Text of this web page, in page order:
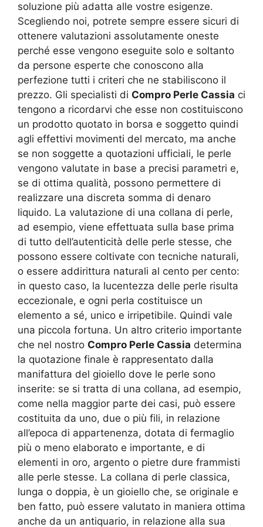
soluzione più adatta alle vostre esigenze.
Scegliendo noi, potrete sempre essere sicuri di
ottenere valutazioni assolutamente oneste
perché esse vengono eseguite solo e soltanto
da persone esperte che conoscono alla
perfezione tutti i criteri che ne stabiliscono il
prezzo. Gli specialisti di Compro Perle Cassia ci
tengono a ricordarvi che esse non costituiscono
un prodotto quotato in borsa e soggetto quindi
agli effettivi movimenti del mercato, ma anche
se non soggette a quotazioni ufficiali, le perle
vengono valutate in base a precisi parametri e,
se di ottima qualità, possono permettere di
realizzare una discreta somma di denaro
liquido. La valutazione di una collana di perle,
ad esempio, viene effettuata sulla base prima
di tutto dell’autenticità delle perle stesse, che
possono essere coltivate con tecniche naturali,
o essere addirittura naturali al cento per cento:
in questo caso, la lucentezza delle perle risulta
eccezionale, e ogni perla costituisce un
elemento a sé, unico e irripetibile. Quindi vale
una piccola fortuna. Un altro criterio importante
che nel nostro Compro Perle Cassia determina
la quotazione finale è rappresentato dalla
manifattura del gioiello dove le perle sono
inserite: se si tratta di una collana, ad esempio,
come nella maggior parte dei casi, può essere
costituita da uno, due o più fili, in relazione
all’epoca di appartenenza, dotata di fermaglio
più o meno elaborato e importante, e di
elementi in oro, argento o pietre dure frammisti
alle perle stesse. La collana di perle classica,
lunga o doppia, è un gioiello che, se originale e
ben fatto, può essere valutato in maniera ottima
anche da un antiquario, in relazione alla sua